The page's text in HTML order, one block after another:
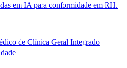
em IA para conformidade em RH.​​
de Clínica Geral Integrado​​